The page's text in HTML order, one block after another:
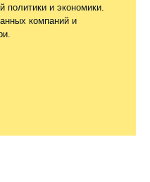
политики и экономики.
компаний и